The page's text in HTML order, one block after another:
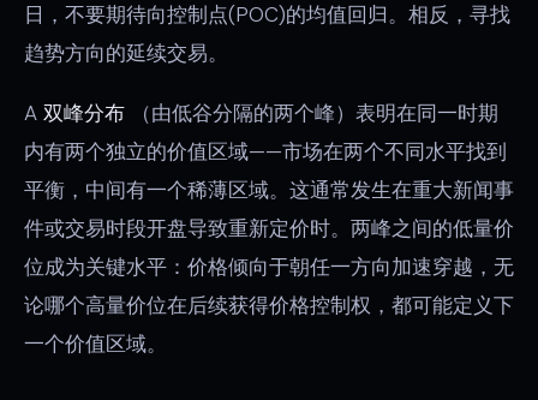
日，不要期待向控制点(POC)的均值回归。相反，寻找
趋势方向的延续交易。
A 双峰分布 （由低谷分隔的两个峰）表明在同一时期
内有两个独立的价值区域——市场在两个不同水平找到
平衡，中间有一个稀薄区域。这通常发生在重大新闻事
件或交易时段开盘导致重新定价时。两峰之间的低量价
位成为关键水平：价格倾向于朝任一方向加速穿越，无
论哪个高量价位在后续获得价格控制权，都可能定义下
一个价值区域。